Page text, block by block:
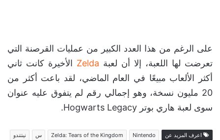
على الرغم من هذا العدد الكبير من عمليات القرصنة التي
تعرضت لها اللعبة، إلا أن لعبة Zelda الأخيرة كانت ثاني
أكثر الألعاب مبيعًا في العام الماضي، لقد باعت أكثر من
20 مليون نسخة، وهو إجمالي رقم لم يتفوق عليه عنوان
سوى لعبة هاري بوتر Hogwarts Legacy.
اعرف المزيد عن Nintendo
Zelda: Tears of the Kingdom س نينتندو